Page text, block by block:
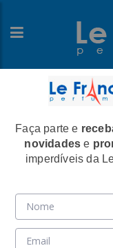
Home>Narciso Rodriguez
Narciso
Faça parte e
novidades e
imperdíveis da